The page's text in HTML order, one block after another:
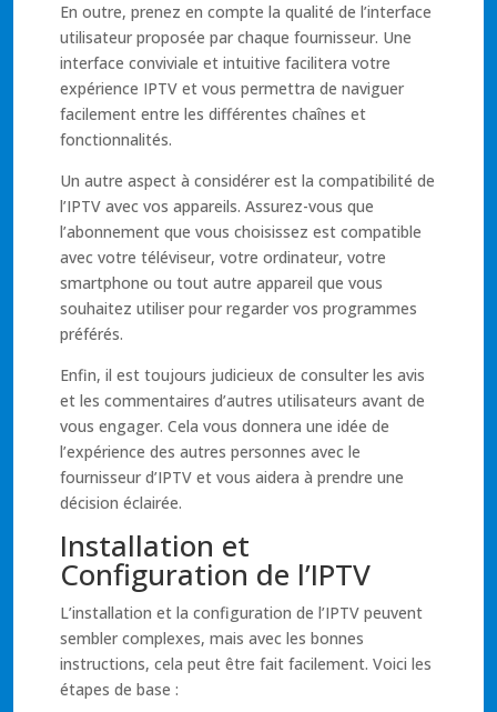
En outre, prenez en compte la qualité de l’interface
utilisateur proposée par chaque fournisseur. Une
interface conviviale et intuitive facilitera votre
expérience IPTV et vous permettra de naviguer
facilement entre les différentes chaînes et
fonctionnalités.
Un autre aspect à considérer est la compatibilité de
l’IPTV avec vos appareils. Assurez-vous que
l’abonnement que vous choisissez est compatible
avec votre téléviseur, votre ordinateur, votre
smartphone ou tout autre appareil que vous
souhaitez utiliser pour regarder vos programmes
préférés.
Enfin, il est toujours judicieux de consulter les avis
et les commentaires d’autres utilisateurs avant de
vous engager. Cela vous donnera une idée de
l’expérience des autres personnes avec le
fournisseur d’IPTV et vous aidera à prendre une
décision éclairée.
Installation et
Configuration de l’IPTV
L’installation et la configuration de l’IPTV peuvent
sembler complexes, mais avec les bonnes
instructions, cela peut être fait facilement. Voici les
étapes de base :